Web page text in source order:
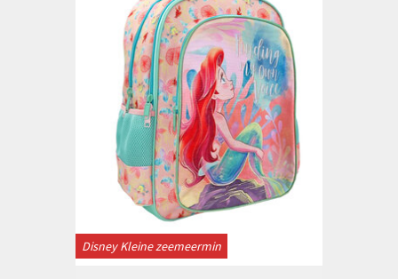
Disney Kleine zeemeermin